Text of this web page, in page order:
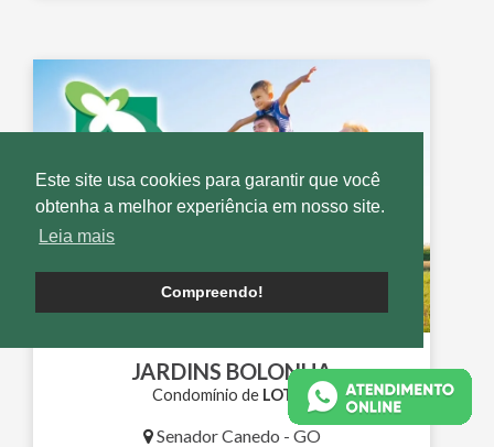
Este site usa cookies para garantir que você
obtenha a melhor experiência em nosso site.
Leia mais
Compreendo!
JARDINS BOLONHA
Condomínio de LOTES
Senador Canedo - GO